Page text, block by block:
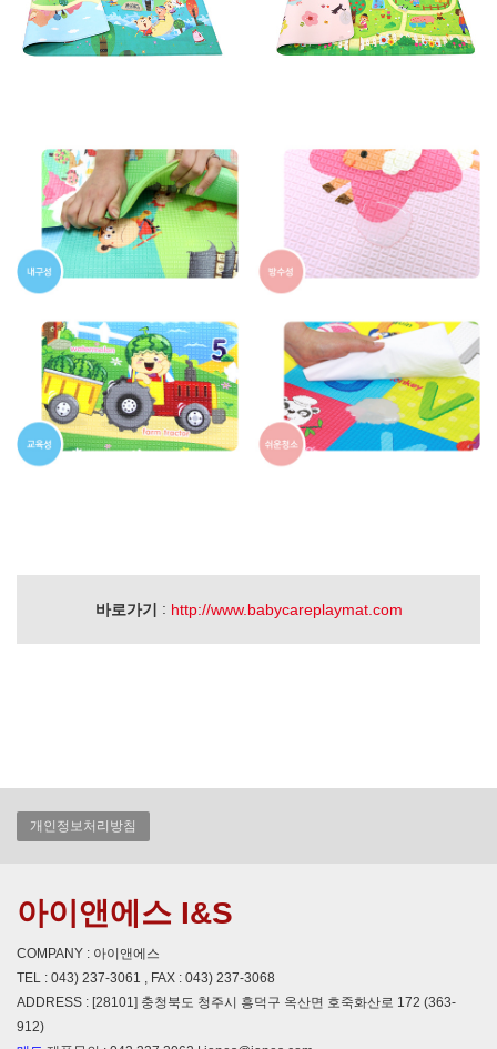
바로가기 : http://www.babycareplaymat.com
개인정보처리방침
아이앤에스 I&S
COMPANY : 아이앤에스
TEL : 043) 237-3061 , FAX : 043) 237-3068
ADDRESS : [28101] 충청북도 청주시 흥덕구 옥산면 호죽화산로 172 (363-
912)